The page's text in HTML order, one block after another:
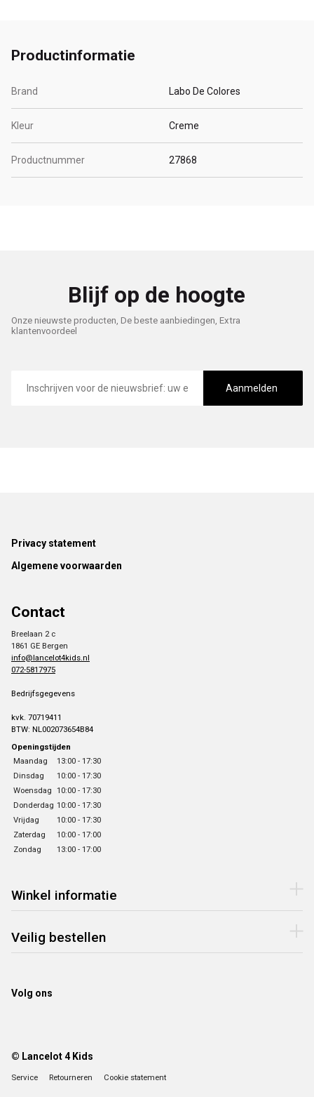
Productinformatie
Brand Labo De Colores
Kleur Creme
Productnummer 27868
Blijf op de hoogte
Onze nieuwste producten, De beste aanbiedingen, Extra
klantenvoordeel
mailadres
Aanmelden
Footer
Privacy statement
Algemene voorwaarden
Contact
Breelaan 2 c
1861 GE Bergen
info@lancelot4kids.nl
072-5817975
Bedrijfsgegevens
kvk. 70719411
BTW: NL002073654B84
Openingstijden
Maandag
13:00 - 17:30
Dinsdag
10:00 - 17:30
Woensdag 10:00 - 17:30
Donderdag 10:00 - 17:30
Vrijdag
10:00 - 17:30
Zaterdag
10:00 - 17:00
Zondag
13:00 - 17:00
Winkel informatie
Veilig bestellen
Volg ons
© Lancelot 4 Kids
Service Retourneren Cookie statement